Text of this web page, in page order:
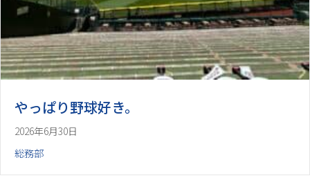
やっぱり野球好き。
2026年6月30日
総務部